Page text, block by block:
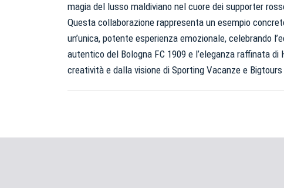
magia del lusso maldiviano nel cuore dei supporter
Questa collaborazione rappresenta un esempio
un’unica, potente esperienza emozionale, celebrando
autentico del Bologna FC 1909 e l’eleganza raffinata
creatività e dalla visione di Sporting Vacanze e